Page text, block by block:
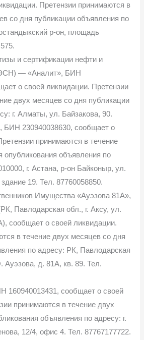
Претензии принимаются в
со дня публикации объявления по
р-он, площадь
и сертификации нефти и
— «Аналит», БИН
о своей ликвидации. Претензии
двух месяцев со дня публикации
г. Алматы, ул. Байзакова, 90.
БИН 230940038630, сообщает о
принимаются в течение
опубликования объявления по
г. Астана, р-он Байконыр, ул.
19. Тел. 87760058850.
Имущества «Ауэзова 81А»,
Павлодарская обл., г. Аксу, ул.
сообщает о своей ликвидации.
в течение двух месяцев со дня
по адресу: РК, Павлодарская
Ауэзова, д. 81А, кв. 89. Тел.
160940013431, сообщает о своей
принимаются в течение двух
объявления по адресу: г.
12/4, офис 4. Тел. 87767177722.